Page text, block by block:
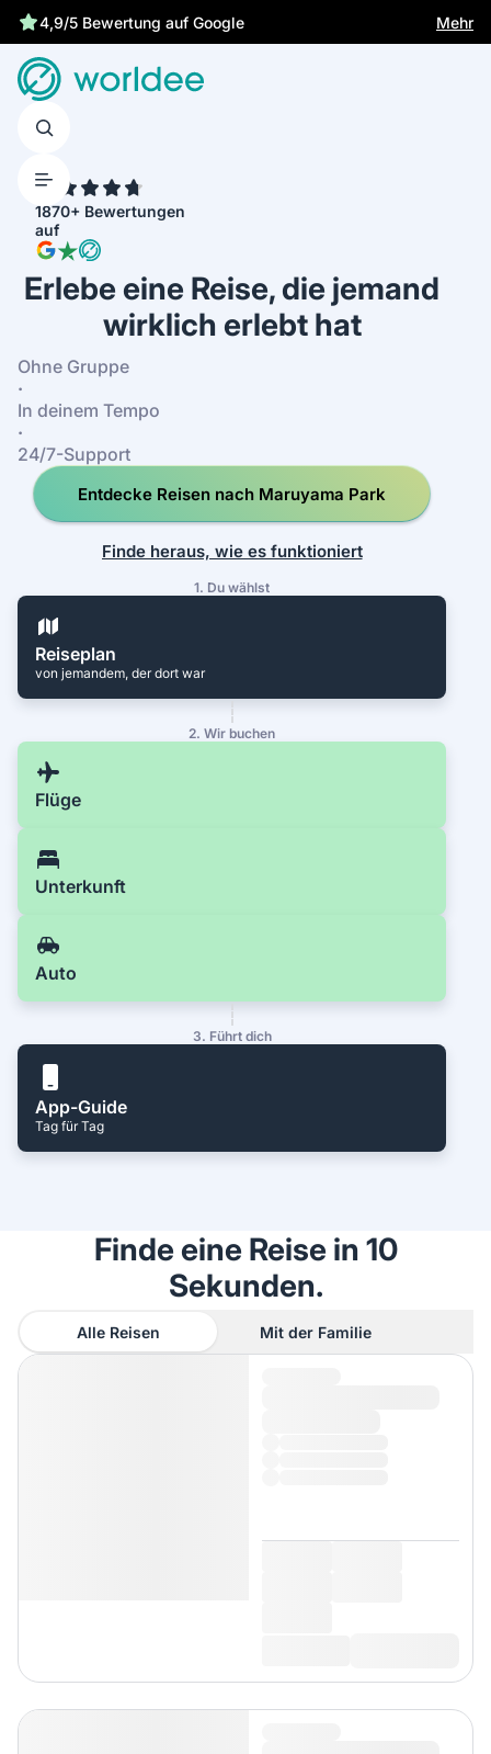
4,9/5 Bewertung auf Google
Mehr
1870+ Bewertungen
auf
Erlebe eine Reise, die jemand
wirklich erlebt hat
Ohne Gruppe
·
In deinem Tempo
·
24/7-Support
Entdecke Reisen nach Maruyama Park
Finde heraus, wie es funktioniert
1. Du wählst
Reiseplan
von jemandem, der dort war
2. Wir buchen
Flüge
Unterkunft
Auto
3. Führt dich
App-Guide
Tag für Tag
Finde eine Reise in 10
Sekunden.
Alle Reisen Mit der Familie